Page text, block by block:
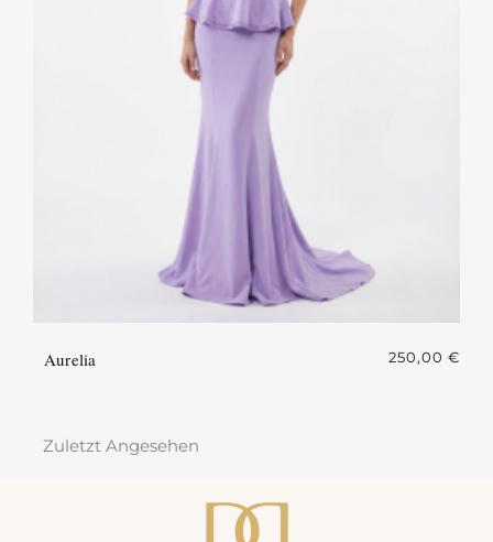
Aurelia 250,00 €
Zuletzt Angesehen